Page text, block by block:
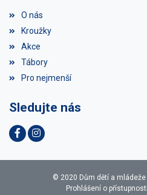
O nás
Kroužky
Akce
Tábory
Pro nejmenší
Sledujte nás
© 2020 Dům dětí a
Prohlášení o přístupnosti